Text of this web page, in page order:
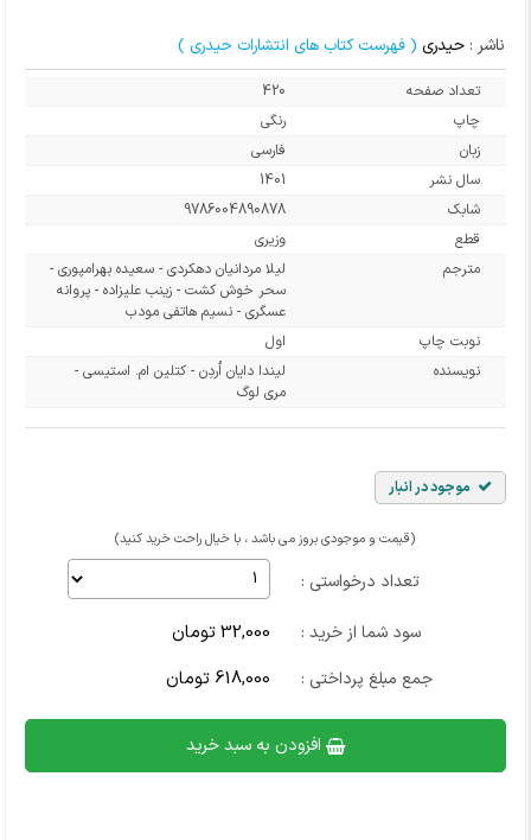
ناشر : حیدری ( فهرست کتاب های انتشارات حیدری )
تعداد صفحه
420
چاپ
رنگی
زبان
فارسی
سال نشر
1401
شابک
9786004890878
قطع
وزیری
مترجم
لیلا مردانیان دهکردی - سعیده بهرامپوری -
سحر خوش کشت - زینب علیزاده - پروانه
عسگری - نسیم هاتفی مودب
نوبت چاپ
اول
نویسنده
لیندا دایان اُردِن - کتلین ام. استیسی -
مری لوگ
موجود در انبار
(قیمت و موجودی بروز می باشد ، با خیال راحت خرید کنید)
تعداد درخواستی :
سود شما از خرید : 32,000 تومان
جمع مبلغ پرداختی : 618,000 تومان
افزودن به سبد خرید